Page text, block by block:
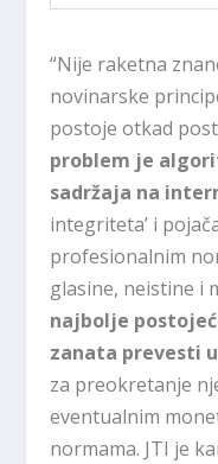
“Nije raketna
novinarske
postoje otkad
problem je
sadržaja na
integriteta’ i
profesionalnim
glasine, neistine i
najbolje
zanata prevesti
za preokretanje
eventualnim
normama. JTI je